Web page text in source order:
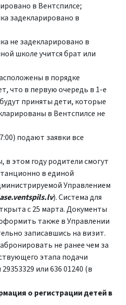
в Вентспилсе;
задекларировано в
не задекларировано в
школе учится брат или
в порядке
что в первую очередь в 1-е
приняты дети, которые
в Вентспилсе не
подают заявки все
этом году родители смогут
в единой
Управлением
). Система для
с 25 марта. Документы
также в Управлении
записавшись на визит.
не ранее чем за
этапа подачи
или 636 01240 (в
о регистрации детей в